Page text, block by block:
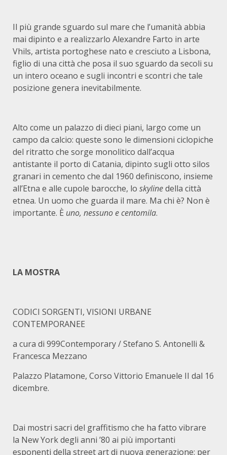
Il più grande sguardo sul mare che l’umanità abbia
mai dipinto e a realizzarlo Alexandre Farto in arte
Vhils, artista portoghese nato e cresciuto a Lisbona,
figlio di una città che posa il suo sguardo da secoli su
un intero oceano e sugli incontri e scontri che tale
posizione genera inevitabilmente.
Alto come un palazzo di dieci piani, largo come un
campo da calcio: queste sono le dimensioni ciclopiche
del ritratto che sorge monolitico dall’acqua
antistante il porto di Catania, dipinto sugli otto silos
granari in cemento che dal 1960 definiscono, insieme
all’Etna e alle cupole barocche, lo skylinedella città
etnea. Un uomo che guarda il mare. Ma chi è? Non è
importante. È uno, nessuno e centomila.
LA MOSTRA
CODICI SORGENTI, VISIONI URBANE
CONTEMPORANEE
a cura di 999Contemporary / Stefano S. Antonelli &
Francesca Mezzano
Palazzo Platamone, Corso Vittorio Emanuele II dal 16
dicembre.
Dai mostri sacri del graffitismo che ha fatto vibrare
la New York degli anni ’80 ai più importanti
esponenti della street art di nuova generazione: per